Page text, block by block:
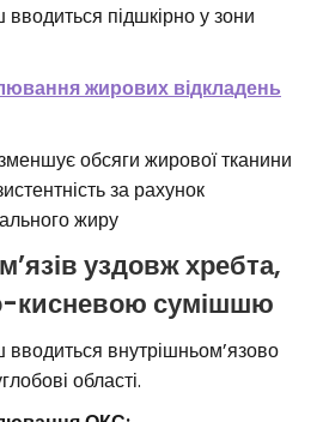
підшкірно у зони
жирових відкладень
обсяги жирової тканини
за рахунок
жиру
уздовж хребта,
кисневою сумішшю
внутрішньом’язово
області.